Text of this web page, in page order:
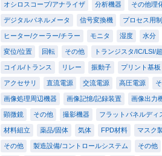
オシロスコープ/アナライザ 分析機器 その他理
デジタルパネルメータ 信号変換機 プロセス用
ヒーター/クーラー/チラー モニタ 湿度 水分
変位/位置 回転 その他 トランジスタ/IC/LSI/
コイル/トランス リレー 振動子 プリント基板
アクセサリ 直流電源 交流電源 高圧電源
画像処理周辺機器 画像記憶/記録装置 画像出力
顕微鏡 その他 撮影機器 フラットパネルディ
材料組立 薬品/固体 気体 FPD材料 マスク
その他 製造設備/コントロールシステム その他